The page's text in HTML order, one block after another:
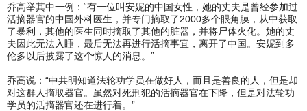
乔高举其中一例：“有一位叫安妮的中国女性，她的丈夫是曾经参加过
活摘器官的中国外科医生，并专门摘取了2000多个眼角膜，从中获取
了暴利，其他的医生同时摘取了其他的脏器，并将尸体火化。她的丈
夫因此无法入睡，最后无法再进行活摘事宜，离开了中国。安妮到多
伦多以后披露了这个惊人的消息。”
乔高说：“中共明知道法轮功学员在做好人，而且是善良的人，但是却
对这群人摘取器官。虽然对死刑犯的活摘器官在下降，但是对法轮功
学员的活摘器官还在进行着。”